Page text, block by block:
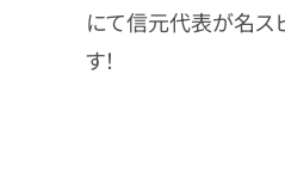
にて信元代表が名ス
す！